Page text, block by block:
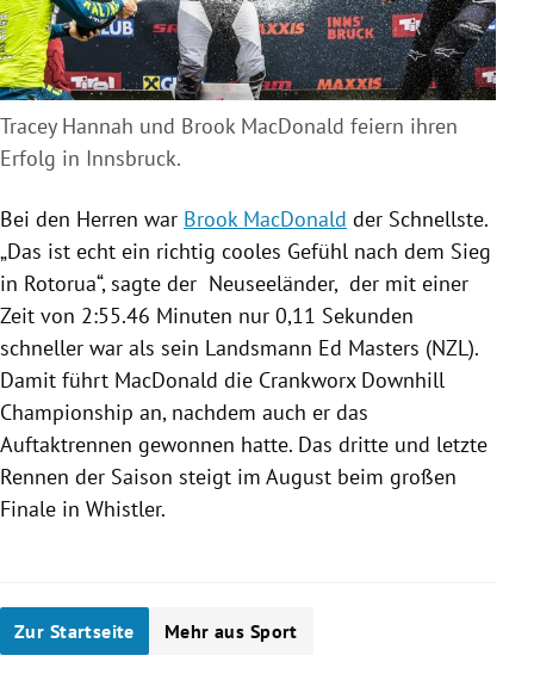
Tracey Hannah und Brook MacDonald feiern ihren
Erfolg in Innsbruck.
Bei den Herren war Brook MacDonald der Schnellste.
„Das ist echt ein richtig cooles Gefühl nach dem Sieg
in Rotorua“, sagte der Neuseeländer, der mit einer
Zeit von 2:55.46 Minuten nur 0,11 Sekunden
schneller war als sein Landsmann Ed Masters (NZL).
Damit führt MacDonald die Crankworx Downhill
Championship an, nachdem auch er das
Auftaktrennen gewonnen hatte. Das dritte und letzte
Rennen der Saison steigt im August beim großen
Finale in Whistler.
Zur Startseite Mehr aus Sport